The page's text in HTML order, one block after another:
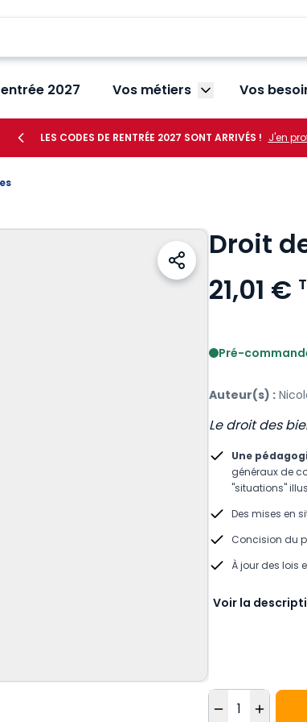
2027 Vos métiers Afficher le
Vos
LES CODES DE RENTRÉE 2027 SONT ARRIVÉS ! J'en
Droit
21,01 €
Pré-
Auteur(s) :
Le droit des
Une
généraux de
"situations"
Des mises en
Concision du
À jour des lois
Voir la
Quantité